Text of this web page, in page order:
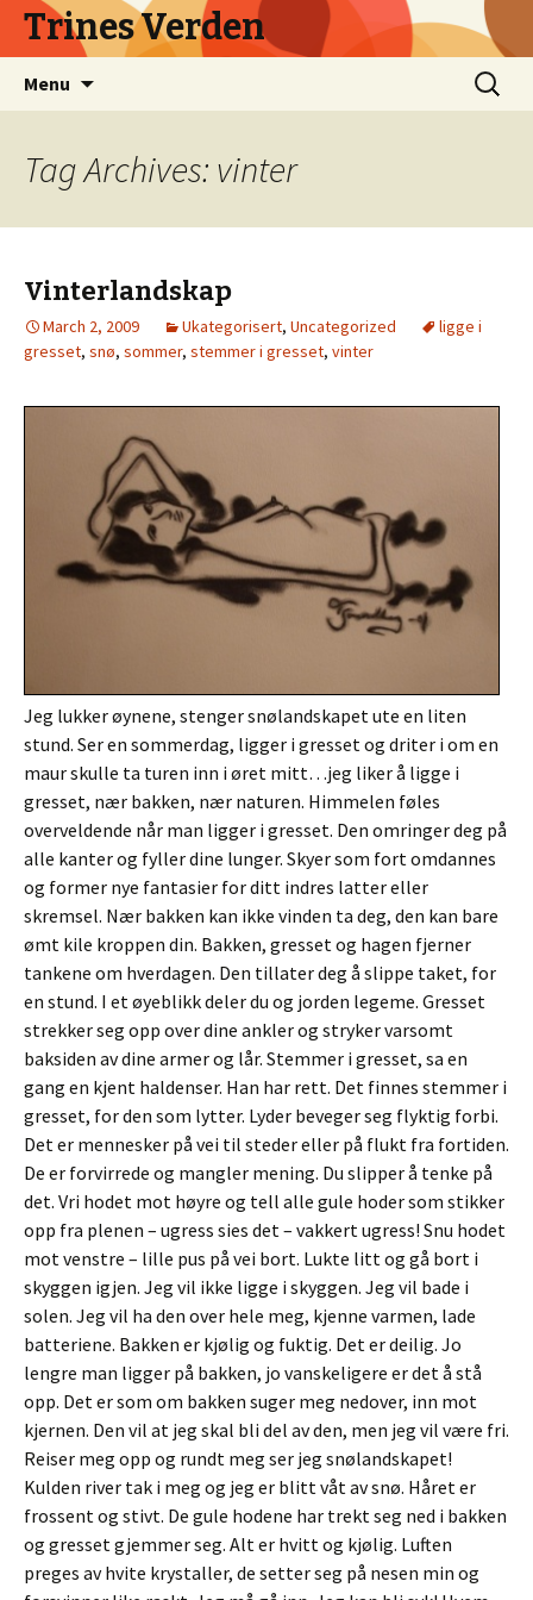
Trines Verden
Menu
Search
for:
Tag Archives: vinter
Vinterlandskap
March 2, 2009 Ukategorisert, Uncategorized
ligge i
gresset, snø, sommer, stemmer i gresset, vinter
Jeg lukker øynene, stenger snølandskapet ute en liten
stund. Ser en sommerdag, ligger i gresset og driter i om en
maur skulle ta turen inn i øret mitt…jeg liker å ligge i
gresset, nær bakken, nær naturen. Himmelen føles
overveldende når man ligger i gresset. Den omringer deg på
alle kanter og fyller dine lunger. Skyer som fort omdannes
og former nye fantasier for ditt indres latter eller
skremsel. Nær bakken kan ikke vinden ta deg, den kan bare
ømt kile kroppen din. Bakken, gresset og hagen fjerner
tankene om hverdagen. Den tillater deg å slippe taket, for
en stund. I et øyeblikk deler du og jorden legeme. Gresset
strekker seg opp over dine ankler og stryker varsomt
baksiden av dine armer og lår. Stemmer i gresset, sa en
gang en kjent haldenser. Han har rett. Det finnes stemmer i
gresset, for den som lytter. Lyder beveger seg flyktig forbi.
Det er mennesker på vei til steder eller på flukt fra fortiden.
De er forvirrede og mangler mening. Du slipper å tenke på
det. Vri hodet mot høyre og tell alle gule hoder som stikker
opp fra plenen – ugress sies det – vakkert ugress! Snu hodet
mot venstre – lille pus på vei bort. Lukte litt og gå bort i
skyggen igjen. Jeg vil ikke ligge i skyggen. Jeg vil bade i
solen. Jeg vil ha den over hele meg, kjenne varmen, lade
batteriene. Bakken er kjølig og fuktig. Det er deilig. Jo
lengre man ligger på bakken, jo vanskeligere er det å stå
opp. Det er som om bakken suger meg nedover, inn mot
kjernen. Den vil at jeg skal bli del av den, men jeg vil være fri.
Reiser meg opp og rundt meg ser jeg snølandskapet!
Kulden river tak i meg og jeg er blitt våt av snø. Håret er
frossent og stivt. De gule hodene har trekt seg ned i bakken
og gresset gjemmer seg. Alt er hvitt og kjølig. Luften
preges av hvite krystaller, de setter seg på nesen min og